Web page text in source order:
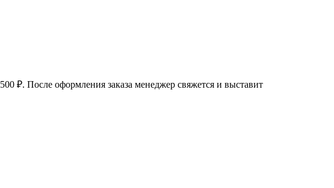
500 ₽. После оформления заказа менеджер свяжется и выставит